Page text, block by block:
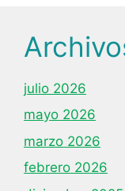
julio 2026
mayo 2026
marzo 2026
febrero 2026